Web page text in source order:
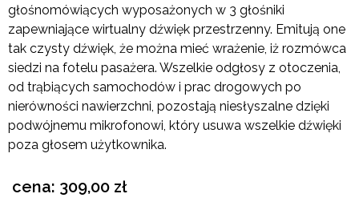
głośnomówiących wyposażonych w 3 głośniki
zapewniające wirtualny dźwięk przestrzenny. Emitują one
tak czysty dźwięk, że można mieć wrażenie, iż rozmówca
siedzi na fotelu pasażera. Wszelkie odgłosy z otoczenia,
od trąbiących samochodów i prac drogowych po
nierówności nawierzchni, pozostają niesłyszalne dzięki
podwójnemu mikrofonowi, który usuwa wszelkie dźwięki
poza głosem użytkownika.
cena: 309,00 zł